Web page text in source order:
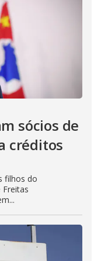
sócios de
créditos
filhos do
Freitas